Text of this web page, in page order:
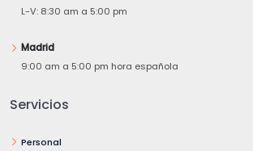
L-V: 8:30 am a 5:00 pm
Madrid
9:00 am a 5:00 pm hora española
Servicios
Personal